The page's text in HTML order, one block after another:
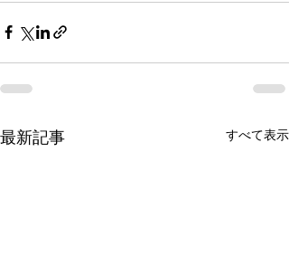
最新記事 すべて表示